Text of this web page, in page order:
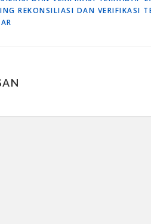
REKONSILIASI DAN VERIFIKASI